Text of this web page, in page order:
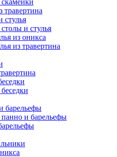
травертина
стулья
и стулья
из оникса
из травертина
барельефы
и барельефы